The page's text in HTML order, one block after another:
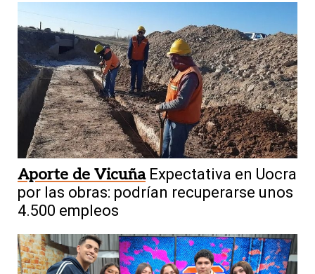
Aporte de Vicuña Expectativa en Uocra
por las obras: podrían recuperarse unos
4.500 empleos